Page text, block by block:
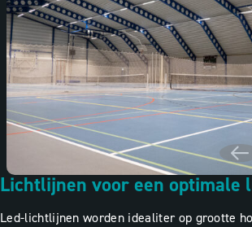
Lichtlijnen voor een optimale
Led-lichtlijnen worden idealiter op grootte